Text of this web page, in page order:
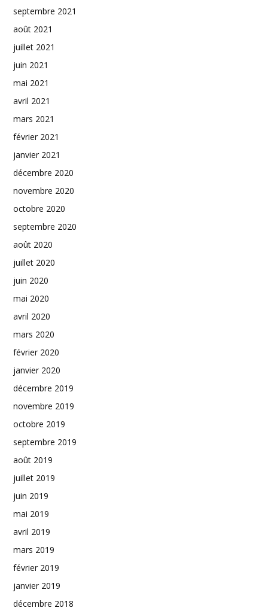
septembre 2021
août 2021
juillet 2021
juin 2021
mai 2021
avril 2021
mars 2021
février 2021
janvier 2021
décembre 2020
novembre 2020
octobre 2020
septembre 2020
août 2020
juillet 2020
juin 2020
mai 2020
avril 2020
mars 2020
février 2020
janvier 2020
décembre 2019
novembre 2019
octobre 2019
septembre 2019
août 2019
juillet 2019
juin 2019
mai 2019
avril 2019
mars 2019
février 2019
janvier 2019
décembre 2018